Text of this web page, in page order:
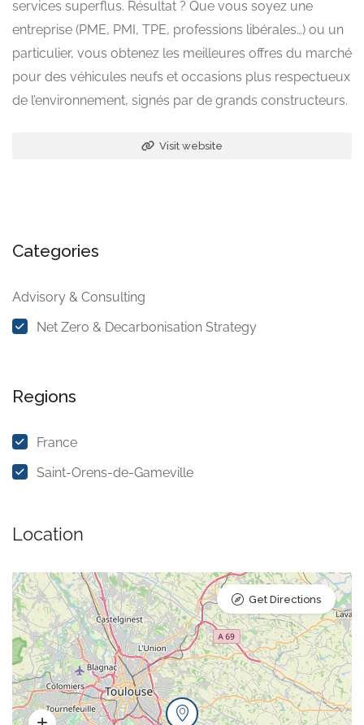
services superflus. Résultat ? Que vous soyez une
entreprise (PME, PMI, TPE, professions libérales…) ou un
particulier, vous obtenez les meilleures offres du marché
pour des véhicules neufs et occasions plus respectueux
de l’environnement, signés par de grands constructeurs.
Visit website
Categories
Advisory & Consulting
Net Zero & Decarbonisation Strategy
Regions
France
Saint-Orens-de-Gameville
Location
Get Directions